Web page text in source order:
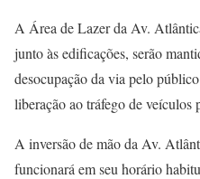
A Área de Lazer da Av.
junto às edificações, serão
desocupação da via pelo
liberação ao tráfego de veículos
A inversão de mão da Av.
funcionará em seu horário